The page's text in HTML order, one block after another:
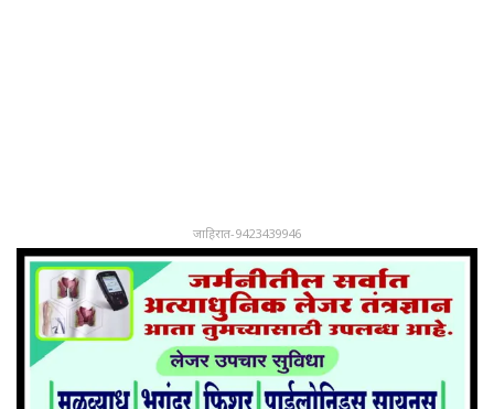
जाहिरात-9423439946